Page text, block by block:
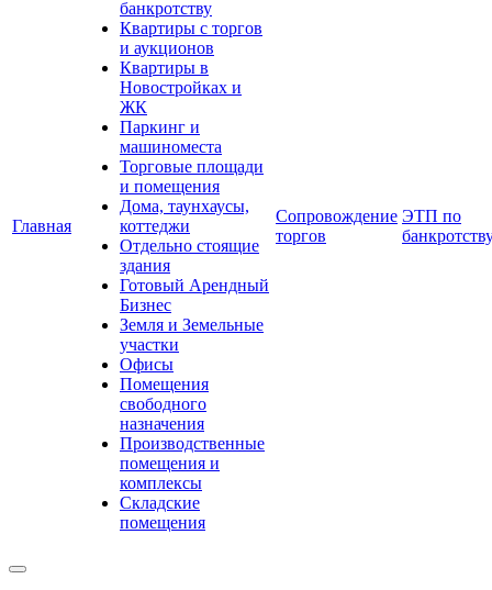
Главная
банкротству
Квартиры с торгов
и аукционов
Квартиры в
Новостройках и
ЖК
Паркинг и
машиноместа
Торговые площади
и помещения
Дома, таунхаусы,
коттеджи
Отдельно стоящие
здания
Готовый Арендный
Бизнес
Земля и Земельные
участки
Офисы
Помещения
свободного
назначения
Производственные
помещения и
комплексы
Складские
помещения
Сопровождение
торгов
ЭТП по